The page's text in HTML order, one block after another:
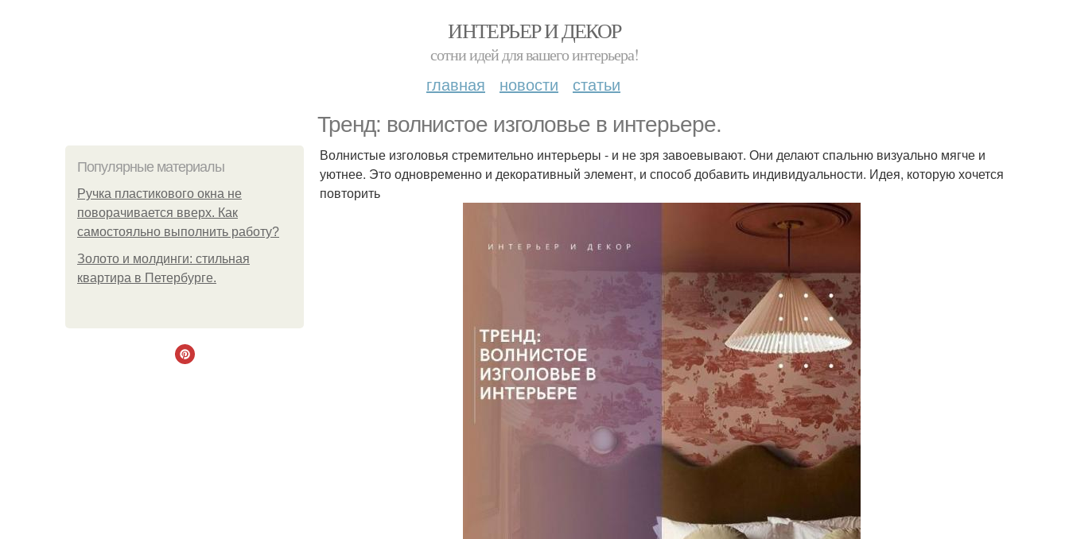
ИНТЕРЬЕР И ДЕКОР
сотни идей для вашего интерьера!
главная новости статьи
Тренд: волнистое изголовье в интерьере.
Популярные материалы
Ручка пластикового окна не
поворачивается вверх. Как
самостояльно выполнить работу?
Золото и молдинги: стильная
квартира в Петербурге.
Волнистые изголовья стремительно интерьеры - и не зря завоевывают. Они делают спальню визуально мягче и
уютнее. Это одновременно и декоративный элемент, и способ добавить индивидуальности. Идея, которую хочется
повторить